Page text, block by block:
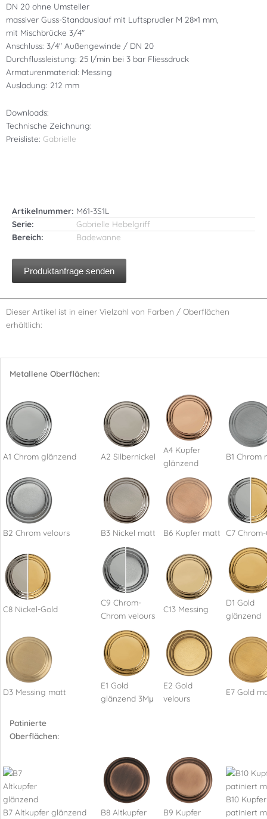
DN 20 ohne Umsteller
massiver Guss-Standauslauf mit Luftsprudler M 28×1 mm,
mit Mischbrücke 3/4″
Anschluss: 3/4″ Außengewinde / DN 20
Durchflussleistung: 25 l/min bei 3 bar Fliessdruck
Armaturenmaterial: Messing
Ausladung: 212 mm
Downloads:
Technische Zeichnung:
Preisliste: Gabrielle
Artikelnummer: M61-3S1L
Serie:
Gabrielle Hebelgriff
Bereich:
Badewanne
Produktanfrage senden
Dieser Artikel ist in einer Vielzahl von Farben / Oberflächen
erhältlich:
Metallene Oberflächen:
A1 Chrom glänzend A2 Silbernickel
A4 Kupfer
glänzend
B1 Chrom
B2 Chrom velours B3 Nickel matt B6 Kupfer matt C7
C8 Nickel-Gold
C9 Chrom-
Chrom velours
C13 Messing
D1 Gold
glänzend
D3 Messing matt
E1 Gold
glänzend 3Mμ
E2 Gold
velours
E7 Gold
Patinierte
Oberflächen:
B7 Altkupfer glänzend B8 Altkupfer B9 Kupfer
B10 Kupfer
patiniert